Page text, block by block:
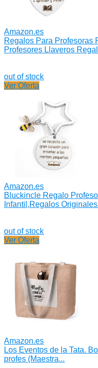
Amazon.es
Regalos Para Profesoras
Profesores Llaveros
out of stock
Ver Oferta
Amazon.es
Bluckincle Regalo
Infantil,Regalos
out of stock
Ver Oferta
Amazon.es
Los Eventos de la Tata.
profes (Maestra...